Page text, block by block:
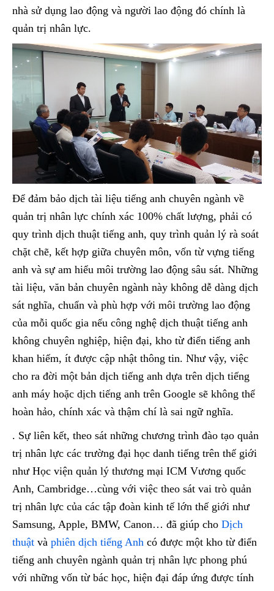
nhà sử dụng lao động và người lao động đó chính là
quản trị nhân lực.
Để đảm bảo dịch tài liệu tiếng anh chuyên ngành về
quản trị nhân lực chính xác 100% chất lượng, phải có
quy trình dịch thuật tiếng anh, quy trình quản lý rà soát
chặt chẽ, kết hợp giữa chuyên môn, vốn từ vựng tiếng
anh và sự am hiểu môi trường lao động sâu sát. Những
tài liệu, văn bản chuyên ngành này không dễ dàng dịch
sát nghĩa, chuẩn và phù hợp với môi trường lao động
của mỗi quốc gia nếu công nghệ dịch thuật tiếng anh
không chuyên nghiệp, hiện đại, kho từ điển tiếng anh
khan hiếm, ít được cập nhật thông tin. Như vậy, việc
cho ra đời một bản dịch tiếng anh dựa trên dịch tiếng
anh máy hoặc dịch tiếng anh trên Google sẽ không thể
hoàn hảo, chính xác và thậm chí là sai ngữ nghĩa.
. Sự liên kết, theo sát những chương trình đào tạo quản
trị nhân lực các trường đại học danh tiếng trên thế giới
như Học viện quản lý thương mại ICM Vương quốc
Anh, Cambridge…cùng với việc theo sát vai trò quản
trị nhân lực của các tập đoàn kinh tế lớn thế giới như
Samsung, Apple, BMW, Canon… đã giúp cho Dịch
thuật và phiên dịch tiếng Anh có được một kho từ điển
tiếng anh chuyên ngành quản trị nhân lực phong phú
với những vốn từ bác học, hiện đại đáp ứng được tính